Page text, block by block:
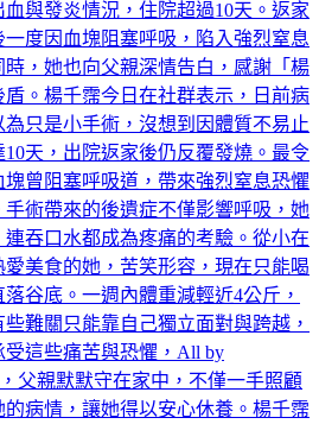
與發炎情況，住院超過10天。返家
度因血塊阻塞呼吸，陷入強烈窒息
，她也向父親深情告白，感謝「楊
。楊千霈今日在社群表示，日前病
只是小手術，沒想到因體質不易止
天，出院返家後仍反覆發燒。最令
曾阻塞呼吸道，帶來強烈窒息恐懼
術帶來的後遺症不僅影響呼吸，她
吞口水都成為疼痛的考驗。從小在
美食的她，苦笑形容，現在只能喝
谷底。一週內體重減輕近4公斤，
難關只能靠自己獨立面對與跨越，
這些痛苦與恐懼，All by
父親默默守在家中，不僅一手照顧
病情，讓她得以安心休養。楊千霈